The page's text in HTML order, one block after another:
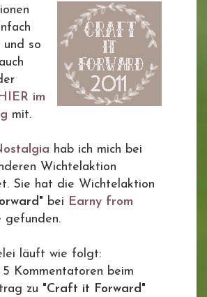
und so
im
mit.
hab ich mich bei
Wichtelaktion
Sie hat die Wichtelaktion
bei Earny from
gefunden.
läuft wie folgt:
Kommentatoren beim
zu "Craft it Forward"